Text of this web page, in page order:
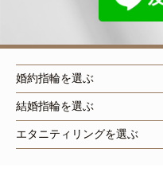
婚約指輪を選ぶ
結婚指輪を選ぶ
エタニティリングを選ぶ